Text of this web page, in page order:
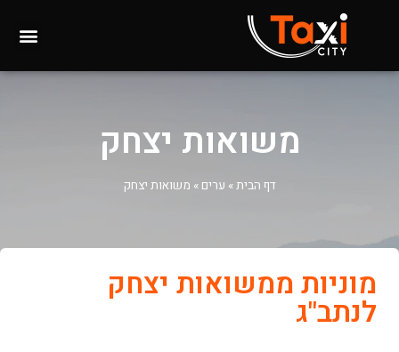
משואות יצחק
דף הבית» ערים » משואות יצחק
מוניות ממשואות יצחק
לנתב"ג